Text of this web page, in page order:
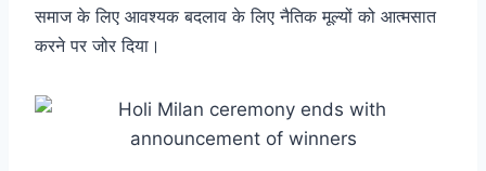
समाज के लिए आवश्यक बदलाव के लिए नैतिक मूल्यों को आत्मसात
करने पर जोर दिया।